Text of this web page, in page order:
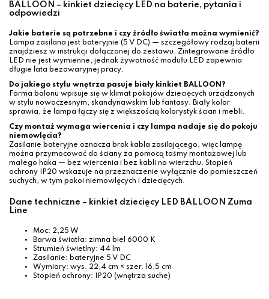
BALLOON – kinkiet dziecięcy LED na baterie, pytania i
odpowiedzi
Jakie baterie są potrzebne i czy źródło światła można wymienić?
Lampa zasilana jest bateryjnie (5 V DC) — szczegółowy rodzaj baterii
znajdziesz w instrukcji dołączonej do zestawu. Zintegrowane źródło
LED nie jest wymienne, jednak żywotność modułu LED zapewnia
długie lata bezawaryjnej pracy.
Do jakiego stylu wnętrza pasuje biały kinkiet BALLOON?
Forma balonu wpisuje się w klimat pokojów dziecięcych urządzonych
w stylu nowoczesnym, skandynawskim lub fantasy. Biały kolor
sprawia, że lampa łączy się z większością kolorystyk ścian i mebli.
Czy montaż wymaga wiercenia i czy lampa nadaje się do pokoju
niemowlęcia?
Zasilanie bateryjne oznacza brak kabla zasilającego, więc lampę
można przymocować do ściany za pomocą taśmy montażowej lub
małego haka — bez wiercenia i bez kabli na wierzchu. Stopień
ochrony IP20 wskazuje na przeznaczenie wyłącznie do pomieszczeń
suchych, w tym pokoi niemowlęcych i dziecięcych.
Dane techniczne – kinkiet dziecięcy LED BALLOON Zuma
Line
Moc: 2,25 W
Barwa światła: zimna biel 6000 K
Strumień świetlny: 44 lm
Zasilanie: bateryjne 5 V DC
Wymiary: wys. 22,4 cm × szer. 16,5 cm
Stopień ochrony: IP20 (wnętrza suche)